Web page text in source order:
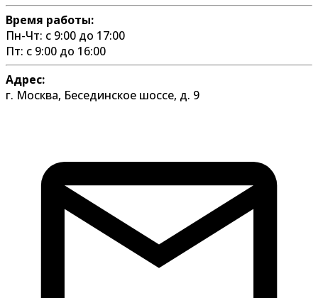
Время работы:
Пн-Чт: с 9:00 до 17:00
Пт: с 9:00 до 16:00
Адрес:
г. Москва, Бесединское шоссе, д. 9